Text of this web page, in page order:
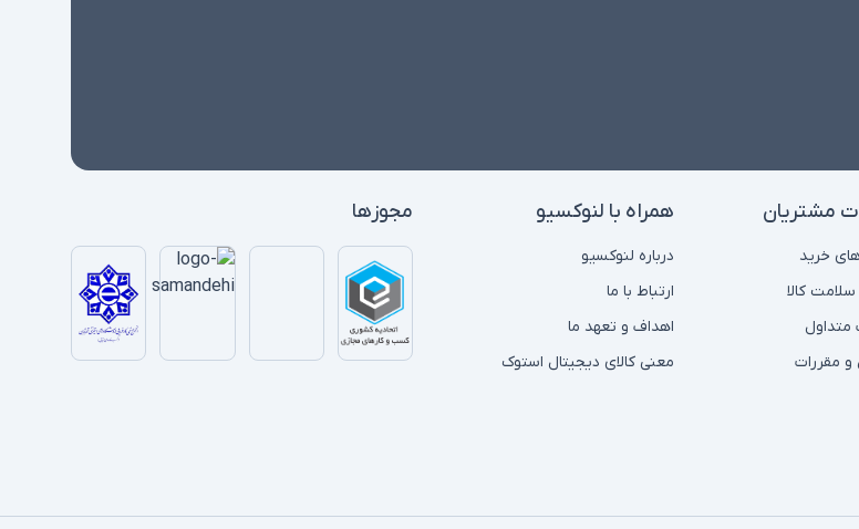
مشتریان
خرید
کالا
متداول
و مقررات
همراه با لنوکسیو
درباره لنوکسیو
ارتباط با ما
اهداف و تعهد ما
معنی کالای دیجیتال استوک
مجوزها